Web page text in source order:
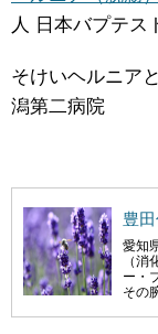
人 日本バプテス
そけいヘルニア
潟第二病院
豊
愛知
（
ー・
その